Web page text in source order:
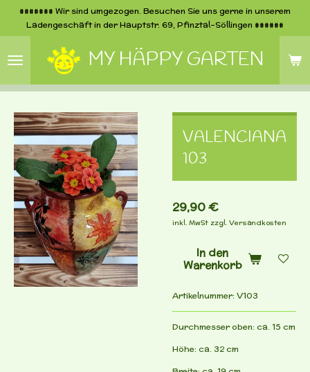
Zum
Hauptinhalt
MY HÄPPY GARTEN
####### Wir sind umgezogen. Besuchen Sie uns gerne in unserem
Ladengeschäft in der Hauptstr. 69, Pfinztal-Söllingen ######
VALENCIANA
103
29,90 €
inkl. MwSt zzgl. Versandkosten
In den
Warenkorb
Artikelnummer:V103
Durchmesser oben: ca. 15 cm
Höhe: ca. 32 cm